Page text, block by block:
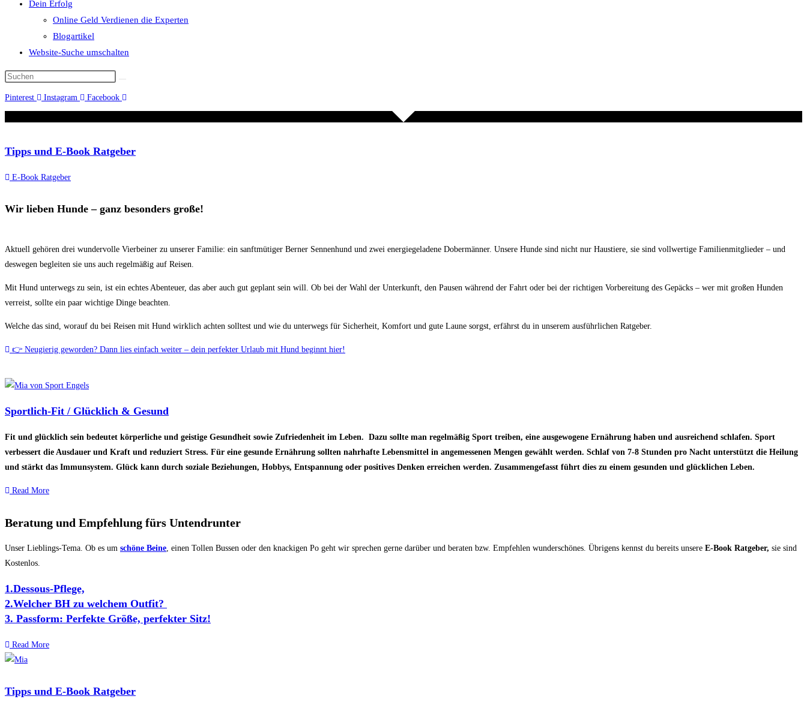
Dein Erfolg
Online Geld Verdienen die Experten
Blogartikel
Website-Suche umschalten
Pinterest Instagram Facebook
Tipps und E-Book Ratgeber
E-Book Ratgeber
Wir lieben Hunde – ganz besonders große!
Aktuell gehören drei wundervolle Vierbeiner zu unserer Familie: ein sanftmütiger Berner Sennenhund und zwei energiegeladene Dobermänner. Unsere Hunde sind nicht nur Haustiere, sie sind vollwertige Familienmitglieder – und
deswegen begleiten sie uns auch regelmäßig auf Reisen.
Mit Hund unterwegs zu sein, ist ein echtes Abenteuer, das aber auch gut geplant sein will. Ob bei der Wahl der Unterkunft, den Pausen während der Fahrt oder bei der richtigen Vorbereitung des Gepäcks – wer mit großen Hunden
verreist, sollte ein paar wichtige Dinge beachten.
Welche das sind, worauf du bei Reisen mit Hund wirklich achten solltest und wie du unterwegs für Sicherheit, Komfort und gute Laune sorgst, erfährst du in unserem ausführlichen Ratgeber.
👉 Neugierig geworden? Dann lies einfach weiter – dein perfekter Urlaub mit Hund beginnt hier!
Sportlich-Fit / Glücklich & Gesund
Fit und glücklich sein bedeutet körperliche und geistige Gesundheit sowie Zufriedenheit im Leben. Dazu sollte man regelmäßig Sport treiben, eine ausgewogene Ernährung haben und ausreichend schlafen. Sport
verbessert die Ausdauer und Kraft und reduziert Stress. Für eine gesunde Ernährung sollten nahrhafte Lebensmittel in angemessenen Mengen gewählt werden. Schlaf von 7-8 Stunden pro Nacht unterstützt die Heilung
und stärkt das Immunsystem. Glück kann durch soziale Beziehungen, Hobbys, Entspannung oder positives Denken erreichen werden. Zusammengefasst führt dies zu einem gesunden und glücklichen Leben.
Read More
Beratung und Empfehlung fürs Untendrunter
Unser Lieblings-Tema. Ob es um schöne Beine, einen Tollen Bussen oder den knackigen Po geht wir sprechen gerne darüber und beraten bzw. Empfehlen wunderschönes. Übrigens kennst du bereits unsere E-Book Ratgeber, sie sind
Kostenlos.
1.Dessous-Pflege,
2.Welcher BH zu welchem Outfit?
3. Passform: Perfekte Größe, perfekter Sitz!
Read More
Tipps und E-Book Ratgeber